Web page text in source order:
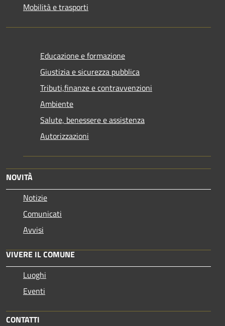
Mobilità e trasporti
Educazione e formazione
Giustizia e sicurezza pubblica
Tributi,finanze e contravvenzioni
Ambiente
Salute, benessere e assistenza
Autorizzazioni
NOVITÀ
Notizie
Comunicati
Avvisi
VIVERE IL COMUNE
Luoghi
Eventi
CONTATTI